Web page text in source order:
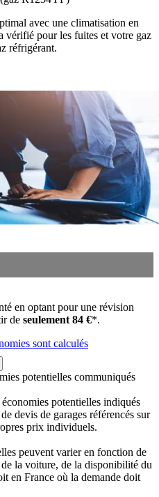
avec une climatisation en
vérifié pour les fuites et votre gaz
réfrigérant.
en optant pour une révision
de seulement 84 €*.
sont calculés
potentielles communiqués
potentielles indiqués
devis de garages référencés sur
prix individuels.
peuvent varier en fonction de
la voiture, de la disponibilité du
en France où la demande doit